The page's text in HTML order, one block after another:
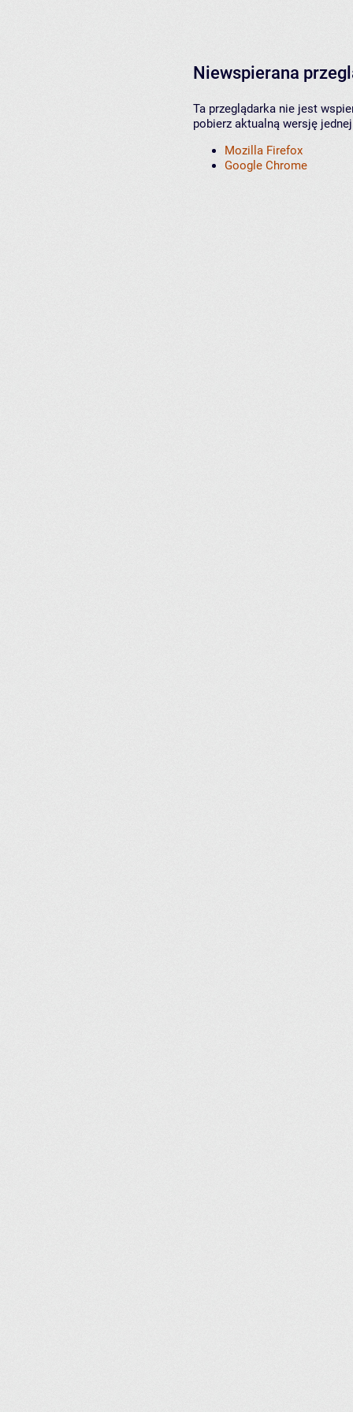
Niewspierana
Ta przeglądarka nie jest
pobierz aktualną wersję
Mozilla Firefox
Google Chrome